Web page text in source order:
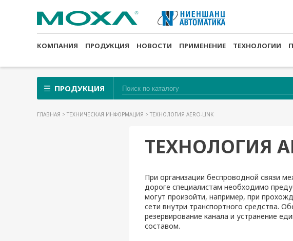
КОМПАНИЯ ПРОДУКЦИЯ НОВОСТИ ПРИМЕНЕНИЕ ТЕХНОЛОГИИ
ПРОДУКЦИЯ
ГЛАВНАЯ > ТЕХНИЧЕСКАЯ ИНФОРМАЦИЯ > ТЕХНОЛОГИЯ AERO-LINK
ТЕХНОЛОГИЯ
При организации беспроводной связи
дороге специалистам необходимо
могут произойти, например, при
сети внутри транспортного средства.
резервирование канала и устранение
составом.